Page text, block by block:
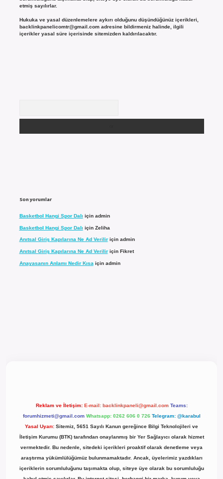
etmiş sayılırlar.
Hukuka ve yasal düzenlemelere aykırı olduğunu düşündüğünüz içerikleri,
backlinkpanelicomtr@gmail.comadresine bildirmeniz halinde, ilgili
içerikler yasal süre içerisinde sitemizden kaldırılacaktır.
Son yorumlar
Basketbol Hangi Spor Dalı için admin
Basketbol Hangi Spor Dalı için Zeliha
Anıtsal Giriş Kapılarına Ne Ad Veriliriçin admin
Anıtsal Giriş Kapılarına Ne Ad Veriliriçin Fikret
Anayasanın Anlamı Nedir Kısa için admin
Reklam ve İletişim: E-mail: backlinkpaneli@gmail.com Teams:
forumhizmeti@gmail.com Whatsapp: 0262 606 0 726 Telegram: @karabul
Yasal Uyarı: Sitemiz, 5651 Sayılı Kanun gereğince Bilgi Teknolojileri ve
İletişim Kurumu (BTK) tarafından onaylanmış bir Yer Sağlayıcı olarak hizmet
vermektedir. Bu nedenle, sitedeki içerikleri proaktif olarak denetleme veya
araştırma yükümlülüğümüz bulunmamaktadır. Ancak, üyelerimiz yazdıkları
içeriklerin sorumluluğunu taşımakta olup, siteye üye olarak bu sorumluluğu